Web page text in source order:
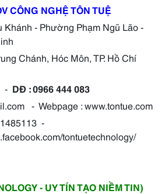
CÔNG NGHỆ TÔN TUỆ
- Phường Phạm Ngũ Lão -
Chánh, Hóc Môn, TP. Hồ Chí
- DĐ : 0966 444 083
- Webpage : www.tontue.com
-
tontuetechnology/
- UY TÍN TẠO NIỀM TIN)